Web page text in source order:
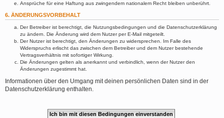
Ansprüche für eine Haftung aus zwingendem nationalem Recht bleiben unberührt.
6. ÄNDERUNGSVORBEHALT
Der Betreiber ist berechtigt, die Nutzungsbedingungen und die Datenschutzerklärung
zu ändern. Die Änderung wird dem Nutzer per E-Mail mitgeteilt.
Der Nutzer ist berechtigt, den Änderungen zu widersprechen. Im Falle des
Widerspruchs erlischt das zwischen dem Betreiber und dem Nutzer bestehende
Vertragsverhältnis mit sofortiger Wirkung.
Die Änderungen gelten als anerkannt und verbindlich, wenn der Nutzer den
Änderungen zugestimmt hat.
Informationen über den Umgang mit deinen persönlichen Daten sind in der
Datenschutzerklärung enthalten.